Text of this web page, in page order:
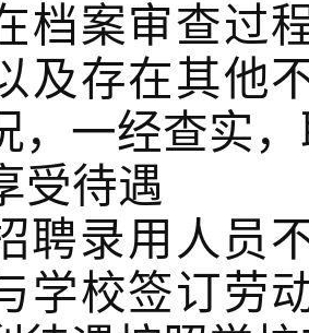
档案审查过
及存在其他
，一经查实
受待遇
聘录用人员
学校签订劳